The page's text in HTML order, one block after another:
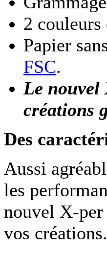
2
Papier
FSC.
Le nouvel
créations
Des
Aussi
les
nouvel X-per
vos créations.